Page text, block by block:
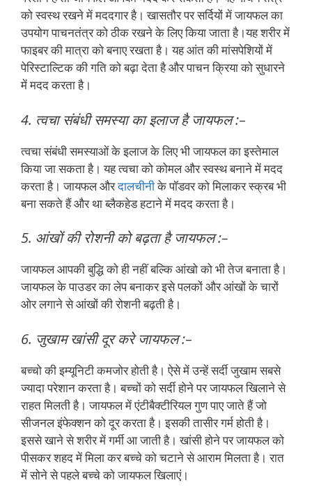
को स्वस्थ रखने में मददगार है। खासतौर पर सर्दियों में जायफल का
उपयोग पाचनतंत्र को ठीक रखने के लिए किया जाता है।यह शरीर में
फाइबर की मात्रा को बनाए रखता है। यह आंत की मांसपेशियों में
पेरिस्टाल्टिक की गति को बढ़ा देता है और पाचन क्रिया को सुधारने
में मदद करता है।
4. त्वचा संबंधी समस्या का इलाज है जायफल :–
त्वचा संबंधी समस्याओं के इलाज के लिए भी जायफल का इस्तेमाल
किया जा सकता है। यह त्वचा को कोमल और स्वस्थ बनाने में मदद
करता है। जायफल औरदालचीनीके पॉडवर को मिलाकर स्क्रब भी
बना सकते हैं और था ब्लैकहेड हटाने में मदद करता है।
5. आंखों की रोशनी को बढ़ता है जायफल :–
जायफल आपकी बुद्धि को ही नहीं बल्कि आंखो को भी तेज बनाता है।
जायफल के पाउडर का लेप बनाकर इसे पलकों और आंखों के चारों
ओर लगाने से आंखों की रोशनी बढ़ती है।
6. जुखाम खांसी दूर करे जायफल :–
बच्चो की इम्यूनिटी कमजोर होती है। ऐसे में उन्हें सर्दी जुखाम सबसे
ज्यादा परेशान करता है। बच्चों को सर्दी होने पर जायफल खिलाने से
राहत मिलती है। जायफल में एंटीबैक्टीरियल गुण पाए जाते हैं जो
सीजनल इंफेक्शन को दूर करता है। इसकी तासीर गर्म होती है।
इससे खाने से शरीर में गर्मी आ जाती है। खांसी होने पर जायफल को
पीसकर शहद में मिला कर बच्चे को चटाने से आराम मिलता है। रात
में सोने से पहले बच्चे को जायफल खिलाएं।